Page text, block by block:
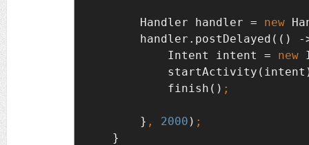
Handler handler = new
handler.postDelayed(()
            Intent intent =
new
finish()
} , 2000 )
}